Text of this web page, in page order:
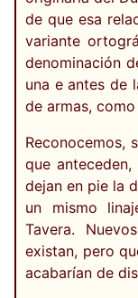
de que esa
variante
denominación
una e antes de
de armas,
Reconocemos,
que
dejan en pie la
un mismo
Tavera.
existan, pero
acabarían de